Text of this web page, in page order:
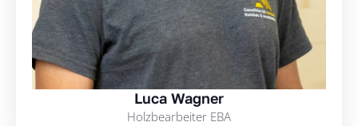
Luca Wagner
Holzbearbeiter EBA